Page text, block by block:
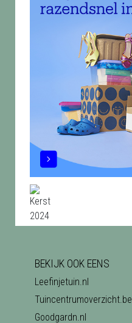
BEKIJK OOK EENS
Leefinjetuin.nl
Tuincentrumoverzicht.be
Goodgardn.nl